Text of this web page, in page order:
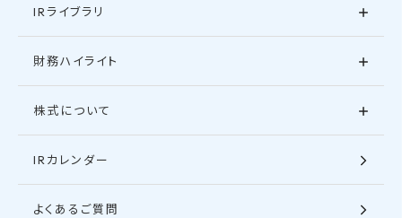
IRライブラリ
財務ハイライト
株式について
IRカレンダー
よくあるご質問